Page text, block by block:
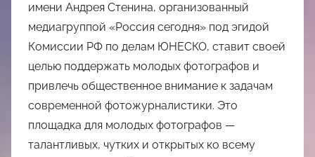
имени Андрея Стенина, организованный
медиагруппой «Россия сегодня» под эгидой
Комиссии РФ по делам ЮНЕСКО, ставит своей
целью поддержать молодых фотографов и
привлечь общественное внимание к задачам
современной фотожурналистики. Это
площадка для молодых фотографов —
талантливых, чутких и открытых ко всему